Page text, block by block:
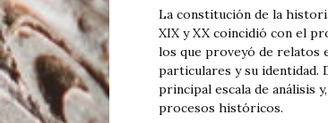
La constitución de la
XIX y XX coincidió con el
los que proveyó de relatos
particulares y su identidad.
principal escala de análisis
procesos históricos.